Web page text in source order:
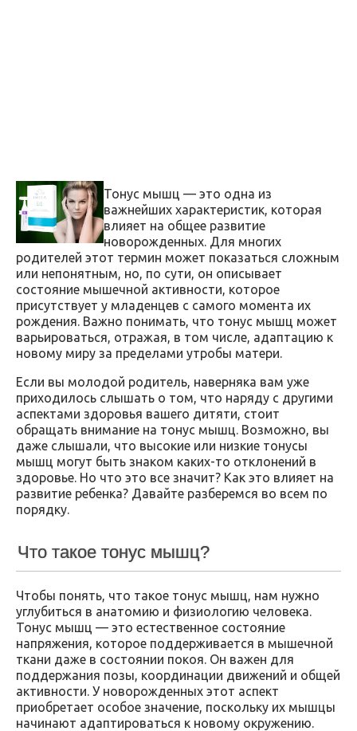
Тонус мышц — это одна из
важнейших характеристик, которая
влияет на общее развитие
новорожденных. Для многих
родителей этот термин может показаться сложным
или непонятным, но, по сути, он описывает
состояние мышечной активности, которое
присутствует у младенцев с самого момента их
рождения. Важно понимать, что тонус мышц может
варьироваться, отражая, в том числе, адаптацию к
новому миру за пределами утробы матери.
Если вы молодой родитель, наверняка вам уже
приходилось слышать о том, что наряду с другими
аспектами здоровья вашего дитяти, стоит
обращать внимание на тонус мышц. Возможно, вы
даже слышали, что высокие или низкие тонусы
мышц могут быть знаком каких-то отклонений в
здоровье. Но что это все значит? Как это влияет на
развитие ребенка? Давайте разберемся во всем по
порядку.
Что такое тонус мышц?
Чтобы понять, что такое тонус мышц, нам нужно
углубиться в анатомию и физиологию человека.
Тонус мышц — это естественное состояние
напряжения, которое поддерживается в мышечной
ткани даже в состоянии покоя. Он важен для
поддержания позы, координации движений и общей
активности. У новорожденных этот аспект
приобретает особое значение, поскольку их мышцы
начинают адаптироваться к новому окружению.